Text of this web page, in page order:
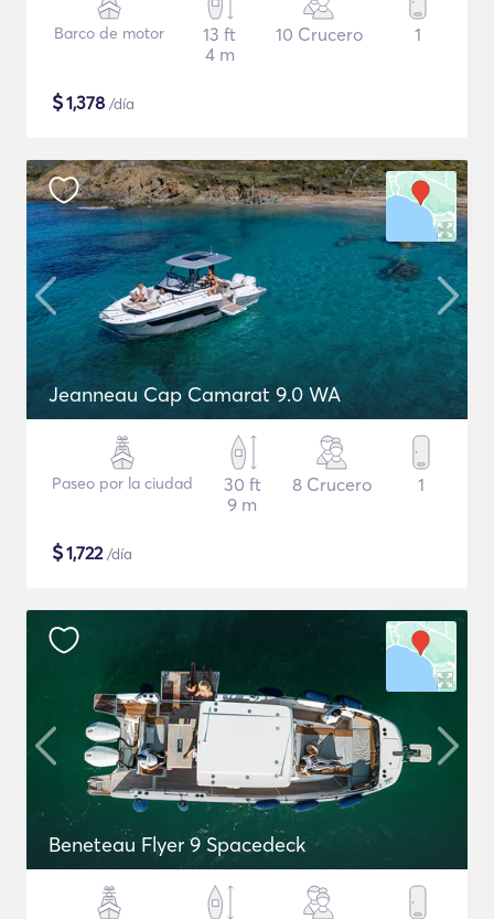
Barco de motor
13 ft
4 m
10 Crucero 1
$1,378 /día
Jeanneau Cap Camarat 9.0 WA
Paseo por la ciudad
30 ft
9 m
8 Crucero 1
$1,722/día
Beneteau Flyer 9 Spacedeck